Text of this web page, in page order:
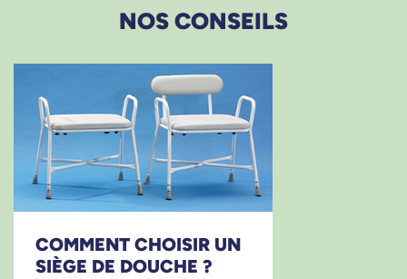
NOS CONSEILS
COMMENT CHOISIR UN
SIÈGE DE DOUCHE ?